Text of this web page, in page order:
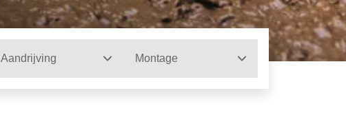
Aandrijving Montage